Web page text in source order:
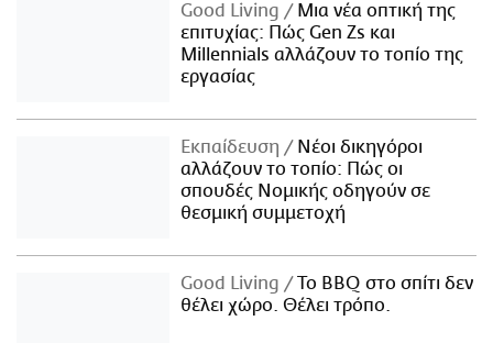
Good Living
Μια νέα οπτική της
επιτυχίας: Πώς Gen Zs και
Millennials αλλάζουν το τοπίο της
εργασίας
Εκπαίδευση
Νέοι δικηγόροι
αλλάζουν το τοπίο: Πώς οι
σπουδές Νομικής οδηγούν σε
θεσμική συμμετοχή
Good Living
Το BBQ στο σπίτι δεν
θέλει χώρο. Θέλει τρόπο.